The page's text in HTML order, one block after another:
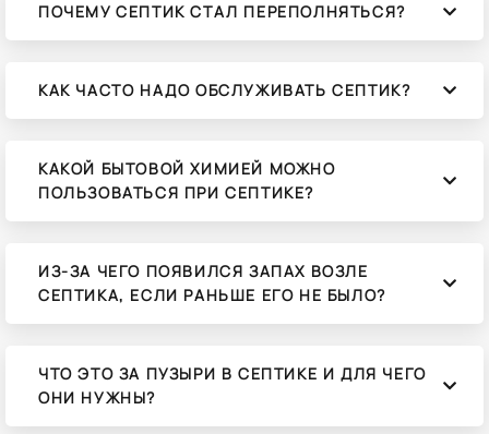
ПОЧЕМУ СЕПТИК СТАЛ ПЕРЕПОЛНЯТЬСЯ?
КАК ЧАСТО НАДО ОБСЛУЖИВАТЬ СЕПТИК?
КАКОЙ БЫТОВОЙ ХИМИЕЙ МОЖНО
ПОЛЬЗОВАТЬСЯ ПРИ СЕПТИКЕ?
ИЗ-ЗА ЧЕГО ПОЯВИЛСЯ ЗАПАХ ВОЗЛЕ
СЕПТИКА, ЕСЛИ РАНЬШЕ ЕГО НЕ БЫЛО?
ЧТО ЭТО ЗА ПУЗЫРИ В СЕПТИКЕ И ДЛЯ ЧЕГО
ОНИ НУЖНЫ?